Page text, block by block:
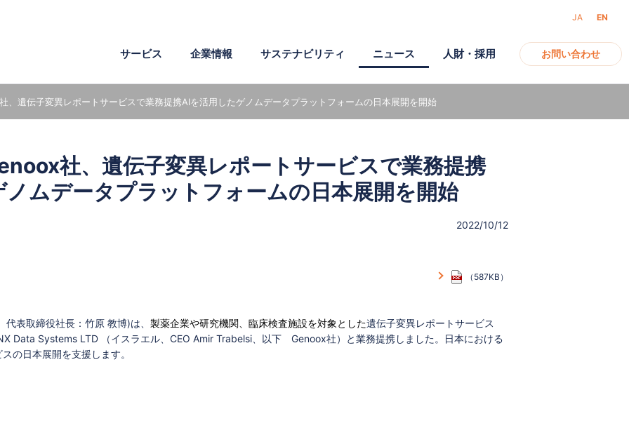
、遺伝子変異レポートサービスで業務提携AIを活用したゲノムデータプラットフォームの日本展開を開始
社、遺伝子変異レポートサービスで業務提携
ムデータプラットフォームの日本展開を開始
2022/10/12
（587KB）
表取締役社長：竹原 教博)は、 製薬企業や研究機関、臨床検査施設を対象とした遺伝子変異レポートサービス
Data Systems LTD （イスラエル、CEO Amir Trabelsi、以下 Genoox社）と業務提携しました。日本における
の日本展開を支援します。
JA EN
お問い合わせ
サービス
医薬・製薬 AI・IoT・ビッグデータ
企業情報
企業理念 会社概要 アクセス
沿革 組織図 電子公告
サステナビリティ
環境 社会 ガバナンス
社外からの評価
ニュース 人財・採用
ワークスタイル 成長支援